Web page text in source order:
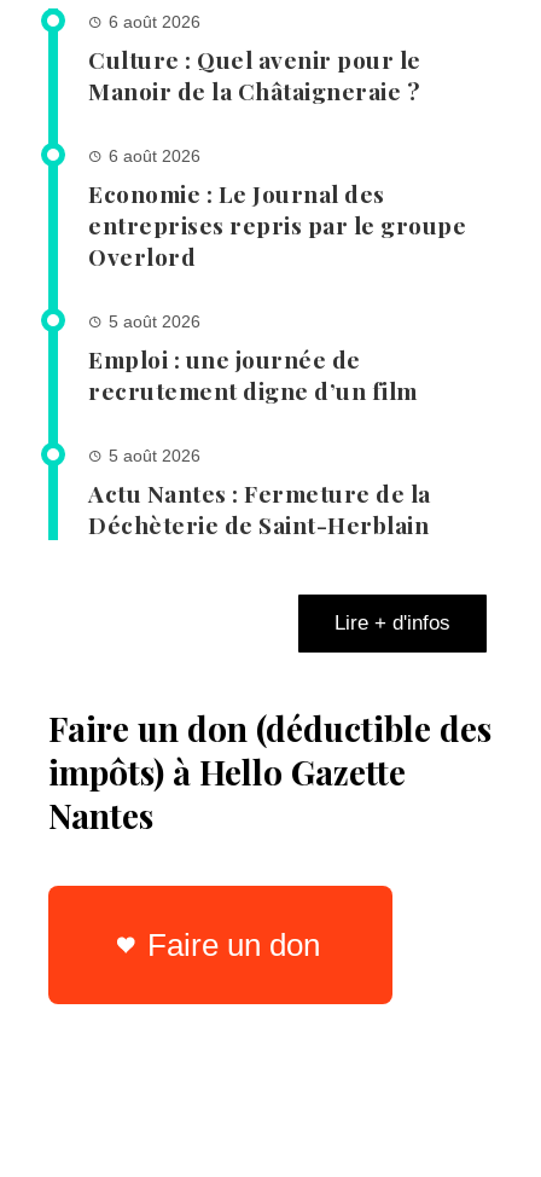
6 août 2026
Culture : Quel avenir pour le
Manoir de la Châtaigneraie ?
6 août 2026
Economie : Le Journal des
entreprises repris par le groupe
Overlord
5 août 2026
Emploi : une journée de
recrutement digne d’un film
5 août 2026
Actu Nantes : Fermeture de la
Déchèterie de Saint-Herblain
Lire + d'infos
Faire un don (déductible des
impôts) à Hello Gazette
Nantes
Faire un don